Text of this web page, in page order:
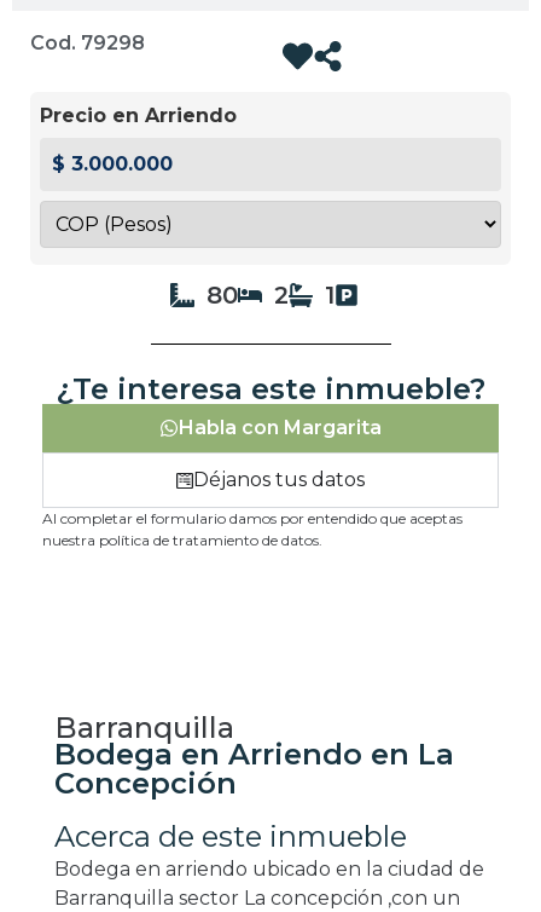
Cod. 79298
Precio en Arriendo
$ 3.000.000
80 2 1
¿Te interesa este inmueble?
Habla con Margarita
Déjanos tus datos
Al completar el formulario damos por entendido que aceptas
nuestra política de tratamiento de datos.
Barranquilla
Bodega en Arriendo en La
Concepción
Acerca de este inmueble
Bodega en arriendo ubicado en la ciudad de
Barranquilla sector La concepción ,con un